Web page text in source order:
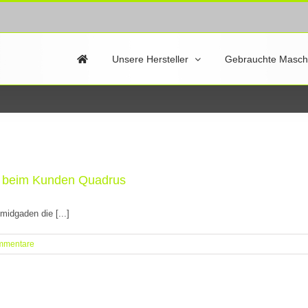
Unsere Hersteller Gebrauchte
Kunden Quadrus
die [...]